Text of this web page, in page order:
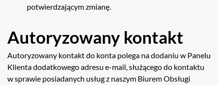
potwierdzającym zmianę.
Autoryzowany kontakt
Autoryzowany kontakt do konta polega na dodaniu w Panelu
Klienta dodatkowego adresu e-mail, służącego do kontaktu
w sprawie posiadanych usług z naszym Biurem Obsługi